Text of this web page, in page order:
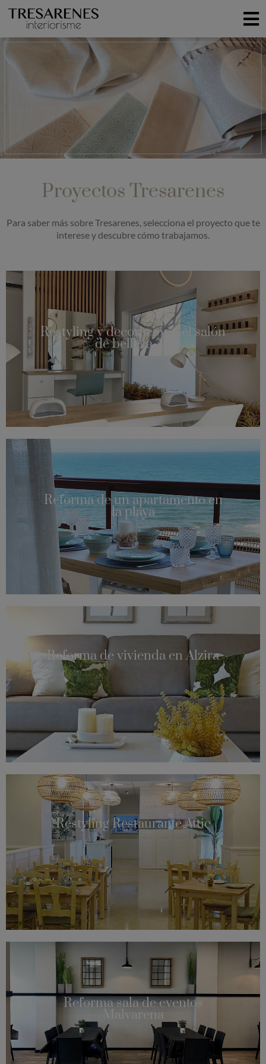
Proyectos Tresarenes
Para saber más sobre Tresarenes, selecciona el proyecto que te
interese y descubre cómo trabajamos.
Restyling y decoración del salón
de belleza AY
Reforma de un apartamento en
la playa
Reforma de vivienda en Alzira
Restyling Restaurante Attic
Reforma sala de eventos
Malvarena